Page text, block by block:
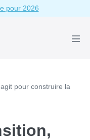
pour 2026
pour construire la